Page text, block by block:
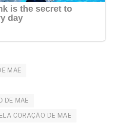
MAE
DE MAE
CORAÇÃO DE MAE